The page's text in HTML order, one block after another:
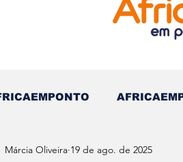
Tempo - (Blog) Nas
Márcia Oliveira 19 de ago. de 2025